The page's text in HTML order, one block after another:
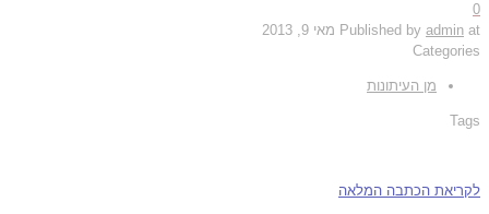
0
Published by admin at
מאי 9, 2013
Categories
מן העיתונות
Tags
לקריאת הכתבה המלאה